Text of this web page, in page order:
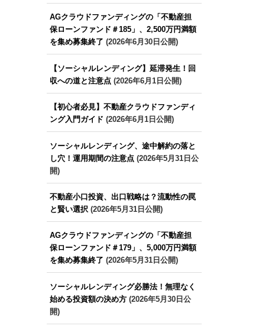
AGクラウドファンディングの「不動産担
保ローンファンド＃185」、2,500万円満額
を集め募集終了 (2026年6月30日公開)
【ソーシャルレンディング】延滞発生！回
収への道と注意点(2026年6月1日公開)
【初心者必見】不動産クラウドファンディ
ング入門ガイド (2026年6月1日公開)
ソーシャルレンディング、途中解約の落と
し穴！運用期間の注意点(2026年5月31日公
開)
不動産小口投資、出口戦略は？流動性の罠
と賢い選択(2026年5月31日公開)
AGクラウドファンディングの「不動産担
保ローンファンド＃179」、5,000万円満額
を集め募集終了 (2026年5月31日公開)
ソーシャルレンディング必勝法！無理なく
始める投資額の決め方(2026年5月30日公
開)